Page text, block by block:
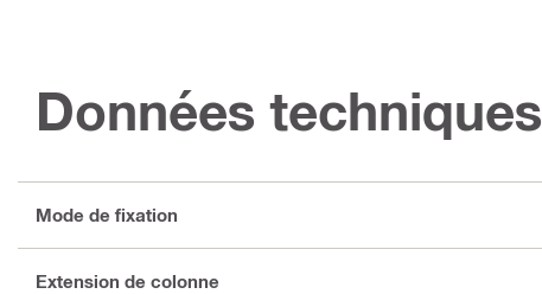
Données techniques
Mode de fixation
Extension de colonne